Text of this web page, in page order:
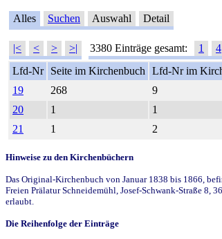
Alles Suchen Auswahl Detail
|< < > >| 3380 Einträge gesamt: 1 4
Lfd-Nr
Seite im Kirchenbuch Lfd-Nr im
19
268 9
20
1 1
21
1 2
Hinweise zu den Kirchenbüchern
Das Original-Kirchenbuch von Januar 1838 bis 1866,
Freien Prälatur Schneidemühl, Josef-Schwank-Straße 8,
erlaubt.
Die Reihenfolge der Einträge